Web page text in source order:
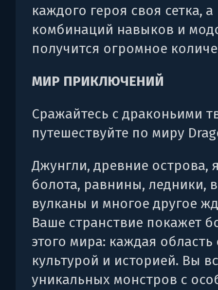
каждого героя своя сетка,
комбинаций навыков и
получится огромное
МИР ПРИКЛЮЧЕНИЙ
Сражайтесь с драконьими
путешествуйте по миру
Джунгли, древние острова,
болота, равнины, ледники,
вулканы и многое другое
Ваше странствие покажет
этого мира: каждая область
культурой и историей. Вы
уникальных монстров с